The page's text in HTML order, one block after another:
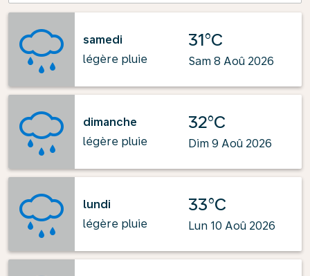
samedi
légère pluie
31°C
Sam 8 Aoû 2026
dimanche
légère pluie
32°C
Dim 9 Aoû 2026
lundi
légère pluie
33°C
Lun 10 Aoû 2026